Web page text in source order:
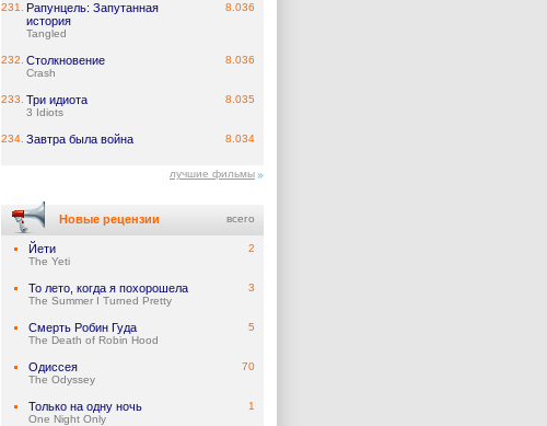
231.
Рапунцель: Запутанная
история
Tangled
8.036
232. Столкновение
Crash
8.036
233. Три идиота
3 Idiots
8.035
234. Завтра была война 8.034
лучшие фильмы
Новые рецензии всего
Йети
The Yeti
2
То лето, когда я похорошела
The Summer I Turned Pretty
3
Смерть Робин Гуда
The Death of Robin Hood
5
Одиссея
The Odyssey
70
Только на одну ночь
One Night Only
1